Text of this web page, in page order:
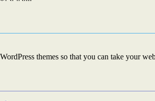
themes so that you can take your